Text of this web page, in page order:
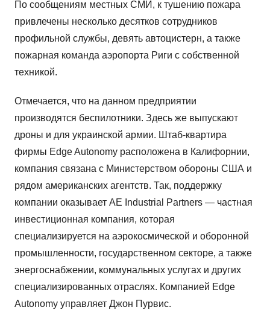
По сообщениям местных СМИ, к тушению пожара
привлечены несколько десятков сотрудников
профильной службы, девять автоцистерн, а также
пожарная команда аэропорта Риги с собственной
техникой.
Отмечается, что на данном предприятии
производятся беспилотники. Здесь же выпускают
дроны и для украинской армии. Штаб-квартира
фирмы Edge Autonomy расположена в Калифорнии,
компания связана с Министерством обороны США и
рядом американских агентств. Так, поддержку
компании оказывает AE Industrial Partners — частная
инвестиционная компания, которая
специализируется на аэрокосмической и оборонной
промышленности, государственном секторе, а также
энергоснабжении, коммунальных услугах и других
специализированных отраслях. Компанией Edge
Autonomy управляет Джон Пурвис.